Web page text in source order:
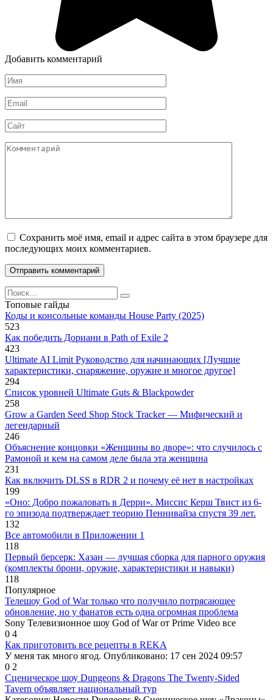
Добавить комментарий
Имя
*
Email
*
Сайт
Комментарий
Сохранить моё имя, email и адрес сайта в этом браузере для
последующих моих комментариев.
Search
for:
Топовые гайды
Коды и консольные команды House Party (2025)
523
Как победить Дориани в Path of Exile 2
423
Ultimate AI Limit Руководство для начинающих [Лучшие
характеристики, снаряжение, оружие и многое другое]
294
Список уровней Ultimate Guts & Blackpowder
258
Grow a Garden Seed Shop Stock Tracker — Мифический и
легендарный
246
Объяснение концовки «Женщины во дворе»: что случилось с
Рамоной и кем на самом деле была эта женщина
231
Как включить DLSS в RDR 2 и почему её нет в настройках
199
«Оно: Добро пожаловать в Дерри». Миссис Керш Твист из 6-
го эпизода подтверждает теорию Пеннивайза спустя 39 лет.
132
Все автомобили в Приложении 1
118
Первый берсерк: Хазан — лучшая сборка для парного оружия
(комплекты брони, оружие, характеристики и навыки)
118
Популярное
Телешоу God of War только что получило потрясающее
обновление, но у фанатов есть одна огромная проблема
Sony Телевизионное шоу God of War от Prime Video все
0 4
Как приготовить все рецепты в REKA
У меня так много ягод. Опубликовано: 17 сен 2024 09:57
0 2
Сценическое шоу Dungeons & Dragons The Twenty-Sided
Tavern объявляет национальный тур